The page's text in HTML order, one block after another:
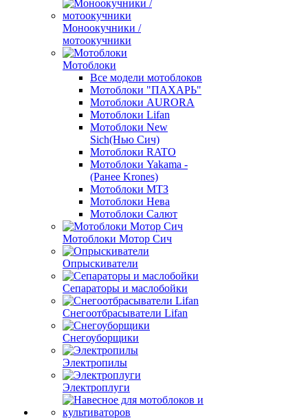
Моноокучники /
мотоокучники
Мотоблоки
Все модели мотоблоков
Мотоблоки "ПАХАРЬ"
Мотоблоки AURORA
Мотоблоки Lifan
Мотоблоки New
Sich(Нью Сич)
Мотоблоки RATO
Мотоблоки Yakama -
(Ранее Krones)
Мотоблоки МТЗ
Мотоблоки Нева
Мотоблоки Салют
Мотоблоки Мотор Сич
Опрыскиватели
Сепараторы и маслобойки
Снегоотбрасыватели Lifan
Снегоуборщики
Электропилы
Электроплуги